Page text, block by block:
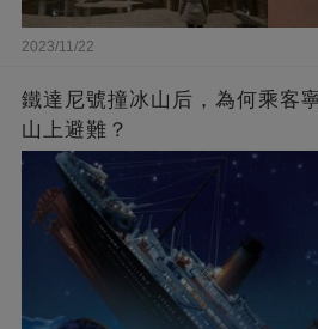
2023/11/22
鐵達尼號撞冰山后，為何乘客
山上避難？